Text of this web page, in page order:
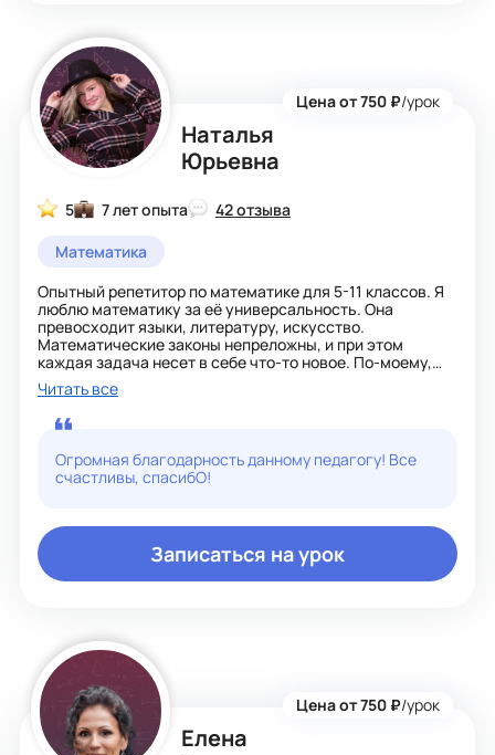
Наталья
Юрьевна
Цена от 750 ₽/урок
5 7 лет опыта
42 отзыва
Математика
Опытный репетитор по математике для 5-11 классов. Я
люблю математику за её универсальность. Она
превосходит языки, литературу, искусство.
Математические законы непреложны, и при этом
каждая задача несет в себе что-то новое. По-моему,
это особый вид магии!
Читать все
Огромная благодарность данному педагогу! Все
счастливы, спасибО!
Записаться на урок
Елена
Цена от 750 ₽/урок